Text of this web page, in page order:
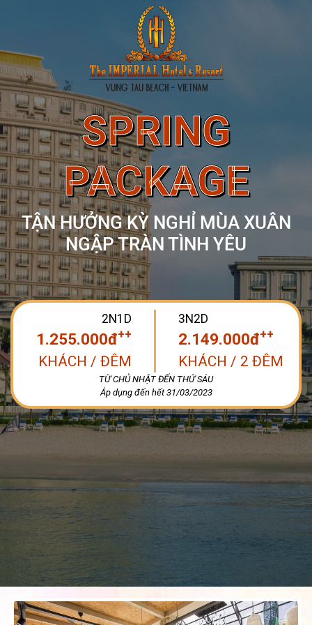
SPRING
PACKAGE
TẬN HƯỞNG KỲ NGHỈ MÙA XUÂN
NGẬP TRÀN TÌNH YÊU
2N1D
1.255.000đ++
KHÁCH / ĐÊM
3N2D
2.149.000đ++
KHÁCH / 2 ĐÊM
TỪ CHỦ NHẬT ĐẾN THỨ SÁU
Áp dụng đến hết 31/03/2023